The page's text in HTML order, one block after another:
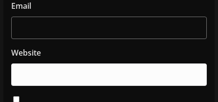
Email
Website